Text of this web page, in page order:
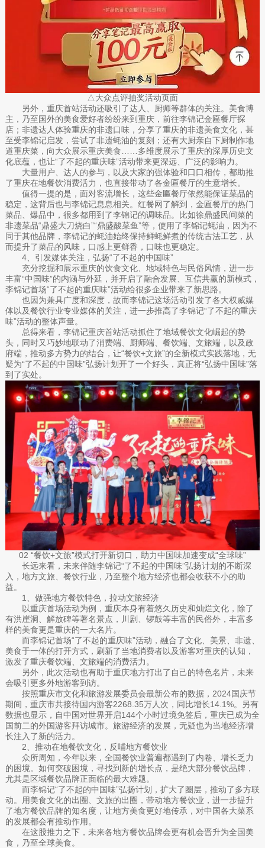
△大众点评抽奖活动页面
另外，重庆首站活动还吸引了达人、厨师等群体的关注。美食博
主，乃至国外的美食爱好者纷纷来到重庆，前往李锦记金匾餐厅探
店；非遗达人体验重庆的非遗口味，分享了重庆的非遗美食文化，甚
至受李锦记启发，尝试了非遗蚝油的复刻；还有大厨亲自下厨制作地
道重庆菜，向大众展示重庆美食……多维度展示了重庆的深厚历史文
化底蕴，也让“了不起的重庆味”活动带来更深远、广泛的影响力。
大量用户、达人的参与，以及大家的强体验和口口相传，都助推
了重庆在地餐饮消费活力，也直接带动了各金匾餐厅的生意增长。
值得一提的是，面对客流增长，这些金匾餐厅依然能保证菜品的
稳定，这背后也与李锦记息息相关。红餐网了解到，金匾餐厅的热门
菜品、爆品中，很多都用到了李锦记的调味品。比如徐鼎盛民间菜的
非遗菜品“鼎盛大刀烧白”“鼎盛酸菜鱼”等，使用了李锦记蚝油，因为不
同于其他品牌，李锦记的蚝油始终保持鲜蚝鲜煮的传统古法工艺，从
而提升了菜品的风味，口感上更鲜香，口味也更稳定。
4、引发媒体关注，弘扬“了不起的中国味”
充分挖掘和展示重庆的饮食文化、地域特色与民俗风情，进一步
丰富“中国味”的内涵与外延，并开启了融合发展、互信共赢的新模式，
李锦记首场“了不起的重庆味”活动给很多企业带来了新思路。
也因为兼具广度和深度，故而李锦记这场活动引发了各大权威媒
体以及餐饮行业专业媒体的关注，进一步推高了李锦记“了不起的重庆
味”活动的整体声量。
总得来看，李锦记重庆首站活动抓住了地域餐饮文化崛起的势
头，同时又巧妙地联动了消费端、厨师端、餐饮端、文旅端，以及政
府端，推动多方势力的结合，让“餐饮+文旅”的全新模式实践落地，无
疑为“了不起的中国味”弘扬计划开了一个好头，真正将“弘扬中国味”落
到了实处。
02 “餐饮+文旅”模式打开新切口，助力中国味加速变成“全球味”
长远来看，未来伴随李锦记“了不起的中国味”弘扬计划的不断深
入，地方文旅、餐饮行业，乃至整个地方经济也都会收获不小的助
益。
1、做强地方餐饮特色，拉动文旅经济
以重庆首场活动为例，重庆本身有着悠久历史和灿烂文化，除了
有洪崖洞、解放碑等著名景点，川剧、锣鼓等丰富的民俗外，丰富多
样的美食更是重庆的一大名片。
而李锦记首场“了不起的重庆味”活动，融合了文化、美景、非遗、
美食于一体的打开方式，刷新了当地消费者以及游客对重庆的认知，
激发了重庆餐饮端、文旅端的消费活力。
另外，此次活动也有助于重庆地方打出了自己的特色名片，未来
会吸引更多外地游客到访。
按照重庆市文化和旅游发展委员会最新公布的数据，2024国庆节
期间，重庆市共接待国内游客2268.35万人次，同比增长14.1%。另有
数据也显示，自中国对世界开启144个小时过境免签后，重庆已成为全
国前二的外国游客拜访城市。旅游经济的发展，无疑也为当地经济增
长注入了新的活力。
2、推动在地餐饮文化，反哺地方餐饮业
众所周知，今年以来，全国餐饮业普遍都遇到了内卷、增长乏力
的困境。如何突破困境，寻找到新的增长点，是绝大部分餐饮品牌，
尤其是区域餐饮品牌正面临的最大难题。
而李锦记“了不起的中国味”弘扬计划，扩大了圈层，推动了多方联
动。用美食文化的出圈、文旅的出圈，带动地方餐饮业，进一步提升
了地方餐饮品牌的知名度，让地方美食更好地传承，对中国各大菜系
的发展都会有推动作用。
在这股推力之下，未来各地方餐饮品牌会更有机会晋升为全国美
食，乃至全球美食。